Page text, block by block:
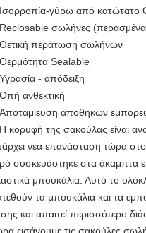
Ισορροπία-γύρω από κατώτατο
Reclosable σωλήνες
Θετική περάτωση σωλήνων
Θερμότητα Sealable
Υγρασία - απόδειξη
Οπή ανθεκτική
Αποταμίευση αποθηκών
Η κορυφή της σακούλας είναι
νέα επανάσταση τώρα
συσκευάστηκε στα άκαμπτα
μπουκάλια. Αυτό το
τα μπουκάλια και τα
και απαιτεί περισσότερο